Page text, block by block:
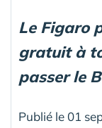
Le Figaro
gratuit à
passer le
Publié le 01